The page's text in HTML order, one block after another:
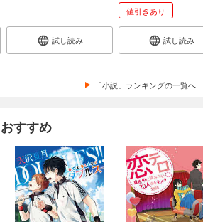
試し読み
値引きあり
試し読み
「小説」ランキングの一覧へ
すすめ